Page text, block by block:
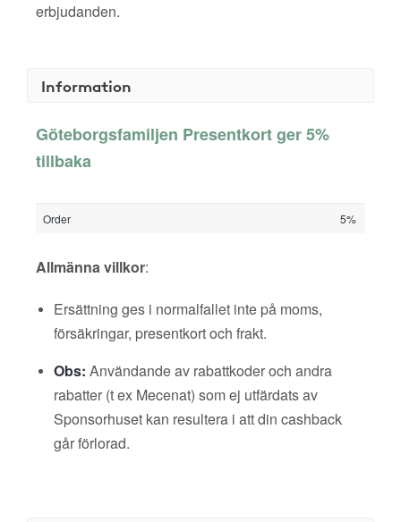
erbjudanden.
Information
Göteborgsfamiljen Presentkort ger 5%
tillbaka
Order 5%
Allmänna villkor:
Ersättning ges i normalfallet inte på moms,
försäkringar, presentkort och frakt.
Obs: Användande av rabattkoder och andra
rabatter (t ex Mecenat) som ej utfärdats av
Sponsorhuset kan resultera i att din cashback
går förlorad.